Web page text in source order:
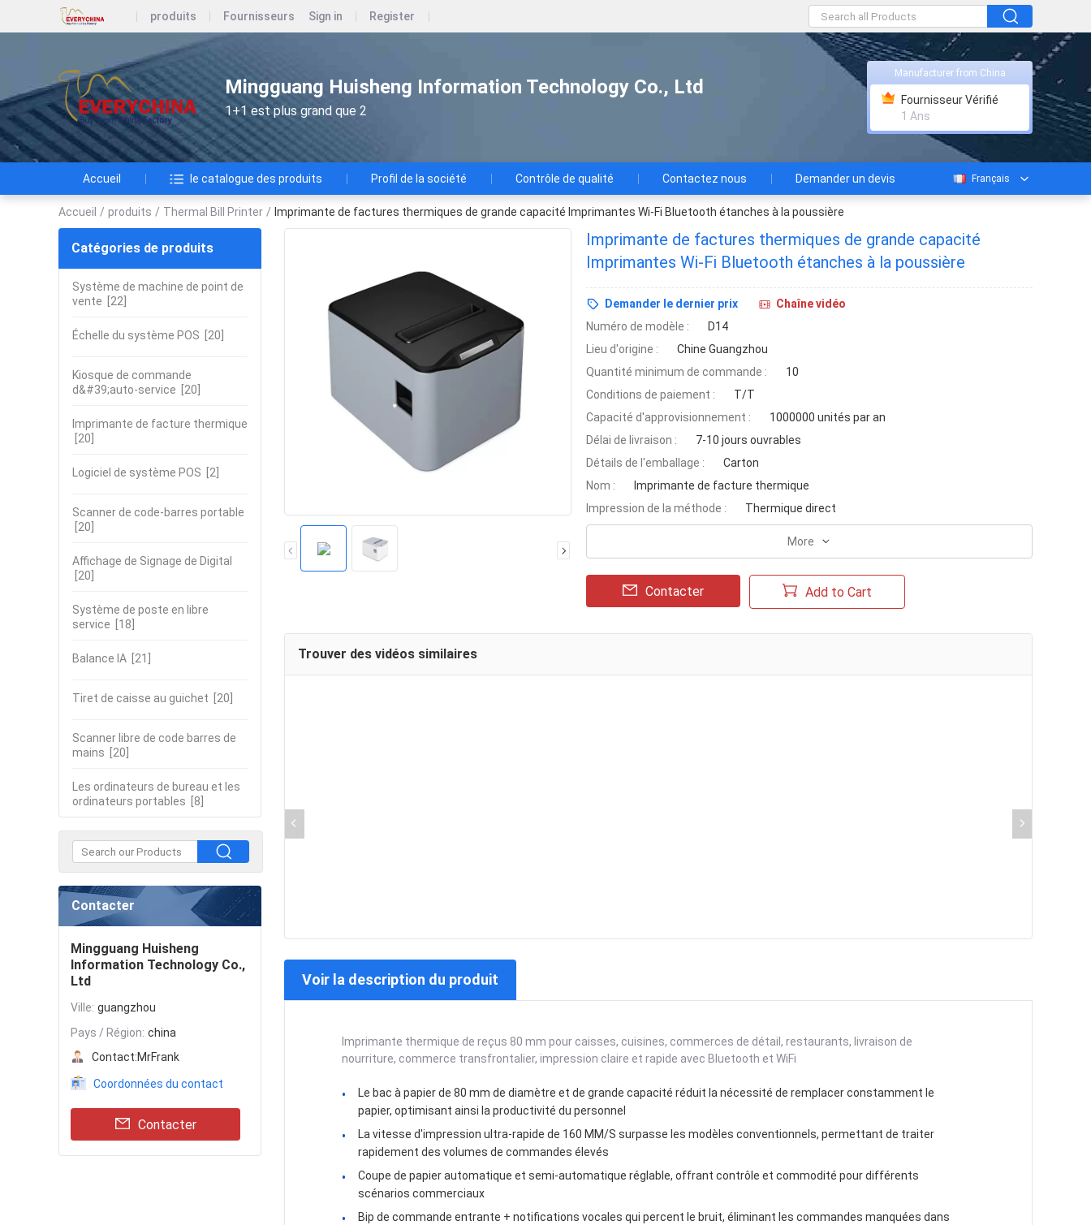
produits Fournisseurs Sign in Register
Mingguang Huisheng Information Technology Co., Ltd
1+1 est plus grand que 2
Manufacturer from China
Fournisseur Vérifié
1 Ans
Accueil le catalogue des produits Profil de la société Contrôle de qualité Contactez nous Demander un devis Français
Accueil / produits / Thermal Bill Printer / Imprimante de factures thermiques de grande capacité Imprimantes Wi-Fi Bluetooth étanches à la poussière
Catégories de produits
Système de machine de point de
vente [22]
Échelle du système POS [20]
Kiosque de commande
d&#39;auto-service [20]
Imprimante de facture thermique
[20]
Logiciel de système POS [2]
Scanner de code-barres portable
[20]
Affichage de Signage de Digital
[20]
Système de poste en libre
service [18]
Balance IA [21]
Tiret de caisse au guichet [20]
Scanner libre de code barres de
mains [20]
Les ordinateurs de bureau et les
ordinateurs portables [8]
Contacter
Mingguang Huisheng
Information Technology Co.,
Ltd
Ville: guangzhou
Pays / Région: china
Contact:MrFrank
Coordonnées du contact
Contacter
Imprimante de factures thermiques de grande capacité
Imprimantes Wi-Fi Bluetooth étanches à la poussière
Demander le dernier prix
Chaîne vidéo
Numéro de modèle :
D14
Lieu d'origine :
Chine Guangzhou
Quantité minimum de commande :
10
Conditions de paiement :
T/T
Capacité d'approvisionnement :
1000000 unités par an
Délai de livraison :
7-10 jours ouvrables
Détails de l'emballage :
Carton
Nom :
Imprimante de facture thermique
Impression de la méthode :
Thermique direct
More
Contacter Add to Cart
Trouver des vidéos similaires
Voir la description du produit
Imprimante thermique de reçus 80 mm pour caisses, cuisines, commerces de détail, restaurants, livraison de
nourriture, commerce transfrontalier, impression claire et rapide avec Bluetooth et WiFi
Le bac à papier de 80 mm de diamètre et de grande capacité réduit la nécessité de remplacer constamment le
papier, optimisant ainsi la productivité du personnel
La vitesse d'impression ultra-rapide de 160 MM/S surpasse les modèles conventionnels, permettant de traiter
rapidement des volumes de commandes élevés
Coupe de papier automatique et semi-automatique réglable, offrant contrôle et commodité pour différents
scénarios commerciaux
Bip de commande entrante + notifications vocales qui percent le bruit, éliminant les commandes manquées dans